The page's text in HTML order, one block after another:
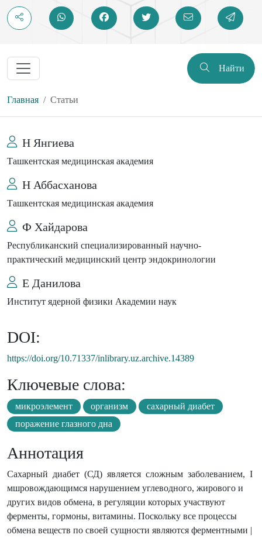
Найти
Главная Статьи
Н Янгиева
Ташкентская медицинская академия
Н Аббасханова
Ташкентская медицинская академия
Ф Хайдарова
Республиканский специализированный научно-
практический медицинский центр эндокринологии
Е Данилова
Институт ядерной физики Академии наук
DOI:
https://doi.org/10.71337/inlibrary.uz.archive.14389
Ключевые слова:
микроэлемент организм
сахарный диабет
поражение глазного дна
Аннотация
Сахарный диабет (СД) является сложным заболеванием, I
мшровождающимся нарушением углеводного, жирового и
других видов обмена, в регуляции которых участвуют
ферменты, гормоны, витамины. Поскольку все процессы
обмена веществ по своей сущности являются ферментными |